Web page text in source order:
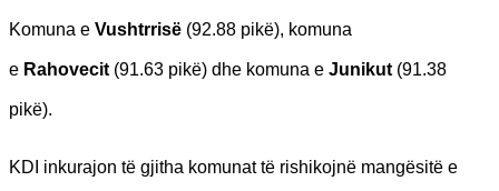
Komuna e Vushtrrisë (92.88 pikë), komuna
e Rahovecit (91.63 pikë) dhe komuna e Junikut (91.38
pikë).
KDI inkurajon të gjitha komunat të rishikojnë mangësitë e